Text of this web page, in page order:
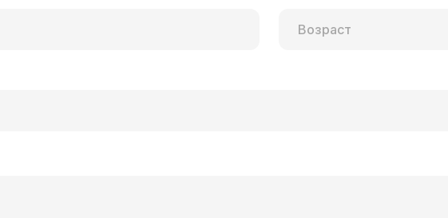
была сделана септопластика (вазотомия) 5 лет уже как
две на мой взгляд связанные проблемы, к какому